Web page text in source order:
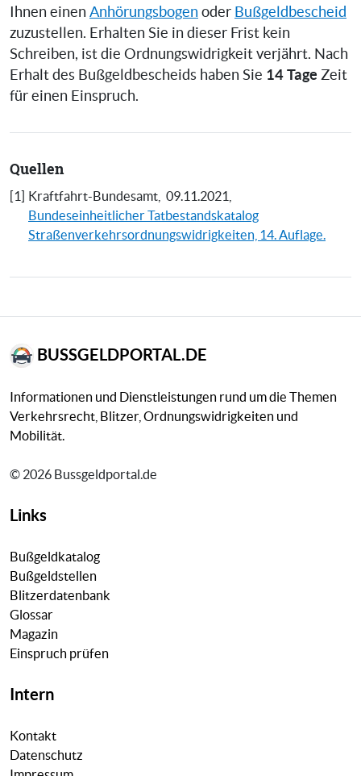
Ihnen einen Anhörungsbogen oder Bußgeldbescheid
zuzustellen. Erhalten Sie in dieser Frist kein
Schreiben, ist die Ordnungswidrigkeit verjährt. Nach
Erhalt des Bußgeldbescheids haben Sie 14 Tage Zeit
für einen Einspruch.
Quellen
[1] Kraftfahrt-Bundesamt, 09.11.2021,
Bundeseinheitlicher Tatbestandskatalog
Straßenverkehrsordnungswidrigkeiten, 14. Auflage.
BUSSGELDPORTAL.DE
Informationen und Dienstleistungen rund um die Themen
Verkehrsrecht, Blitzer, Ordnungswidrigkeiten und
Mobilität.
© 2026 Bussgeldportal.de
Links
Bußgeldkatalog
Bußgeldstellen
Blitzerdatenbank
Glossar
Magazin
Einspruch prüfen
Intern
Kontakt
Datenschutz